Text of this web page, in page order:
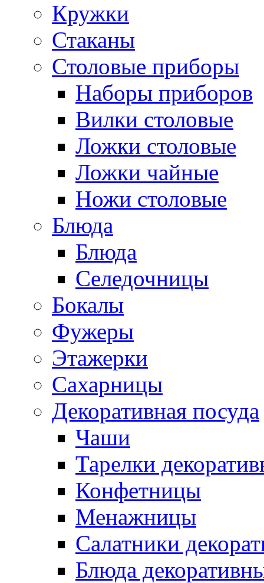
Кружки
Стаканы
Столовые приборы
Наборы приборов
Вилки столовые
Ложки столовые
Ложки чайные
Ножи столовые
Блюда
Блюда
Селедочницы
Бокалы
Фужеры
Этажерки
Сахарницы
Декоративная посуда
Чаши
Тарелки
Конфетницы
Менажницы
Салатники
Блюда